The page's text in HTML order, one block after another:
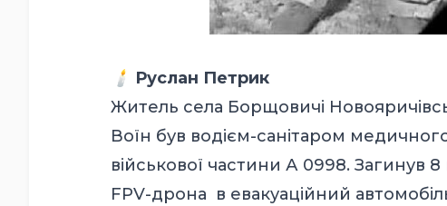
🕯️ Руслан Петрик
Житель села Борщовичі
Воїн був водієм-санітаром
військової частини А 0998. Загинув
FPV-дрона в евакуаційний